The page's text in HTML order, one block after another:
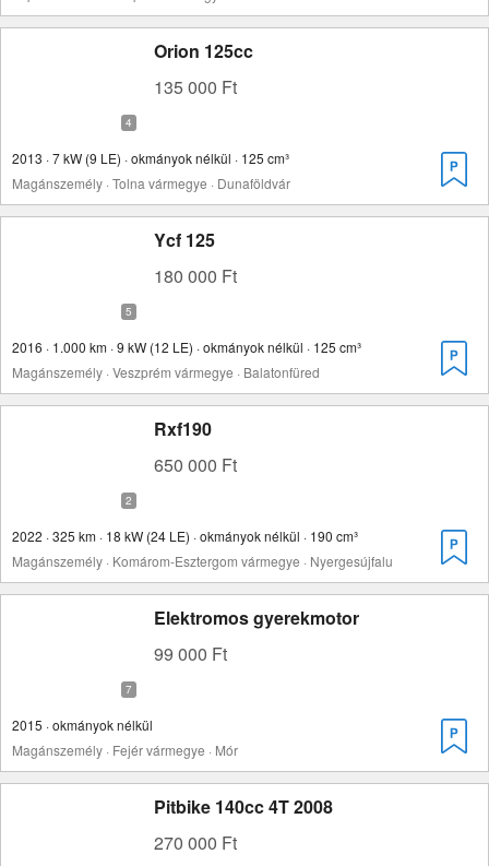
Orion 125cc
135 000 Ft
2013 · 7 kW (9 LE) · okmányok nélkül · 125 cm³
Magánszemély · Tolna vármegye · Dunaföldvár
Ycf 125
180 000 Ft
2016 · 1.000 km · 9 kW (12 LE) · okmányok nélkül · 125 cm³
Magánszemély · Veszprém vármegye · Balatonfüred
Rxf190
650 000 Ft
2022 · 325 km · 18 kW (24 LE) · okmányok nélkül · 190 cm³
Magánszemély · Komárom-Esztergom vármegye · Nyergesújfalu
Elektromos gyerekmotor
99 000 Ft
2015 · okmányok nélkül
Magánszemély · Fejér vármegye · Mór
Pitbike 140cc 4T 2008
270 000 Ft